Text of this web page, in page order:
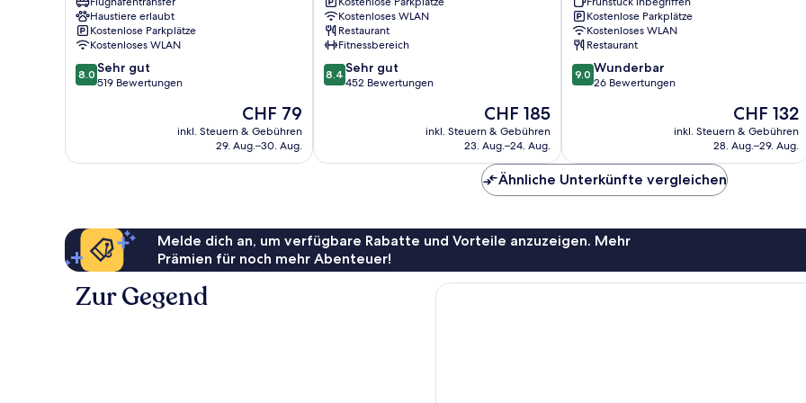
Activities
Abisko
Haustiere erlaubt
Kostenlose Parkplätze
Kostenloses WLAN
8.0
von
Bewertungen
8.0 Sehr gut
519 Bewertungen
Der
Preis
beträgt
CHF 79
inkl. Steuern & Gebühren
29. Aug.–30. Aug.
Kostenloses WLAN
Restaurant
Fitnessbereich
8.4
von
Bewertungen
8.4 Sehr gut
452 Bewertungen
Der
Preis
beträgt
CHF 185
inkl. Steuern & Gebühren
23. Aug.–24. Aug.
Riksgransen
Kostenlose Parkplätze
Kostenloses WLAN
Restaurant
9.0
von
9.0 Wunderbar
26 Bewertungen
Der
Preis
beträgt
CHF 132
inkl. Steuern & Gebühren
28. Aug.–29. Aug.
Ähnliche Unterkünfte vergleichen
Melde dich an, um verfügbare Rabatte und Vorteile anzuzeigen. Mehr
Prämien für noch mehr Abenteuer!
Zur Gegend